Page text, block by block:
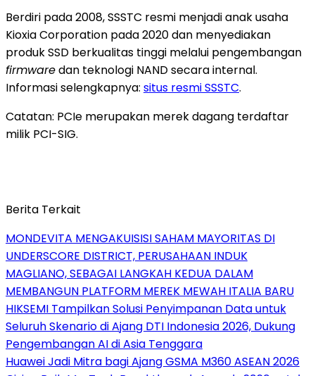
Berdiri pada 2008, SSSTC resmi menjadi anak usaha
Kioxia Corporation pada 2020 dan menyediakan
produk SSD berkualitas tinggi melalui pengembangan
firmwaredan teknologi NAND secara internal.
Informasi selengkapnya: situs resmi SSSTC.
Catatan: PCIe merupakan merek dagang terdaftar
milik PCI-SIG.
Berita Terkait
MONDEVITA MENGAKUISISI SAHAM MAYORITAS DI
UNDERSCORE DISTRICT, PERUSAHAAN INDUK
MAGLIANO, SEBAGAI LANGKAH KEDUA DALAM
MEMBANGUN PLATFORM MEREK MEWAH ITALIA BARU
HIKSEMI Tampilkan Solusi Penyimpanan Data untuk
Seluruh Skenario di Ajang DTI Indonesia 2026, Dukung
Pengembangan AI di Asia Tenggara
Huawei Jadi Mitra bagi Ajang GSMA M360 ASEAN 2026